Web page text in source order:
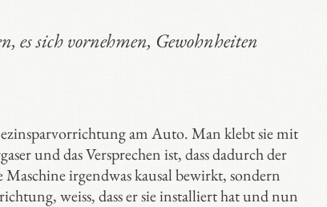
es sich vornehmen, Gewohnheiten
am Auto. Man klebt sie mit
und das Versprechen ist, dass dadurch der
irgendwas kausal bewirkt, sondern
weiss, dass er sie installiert hat und nun